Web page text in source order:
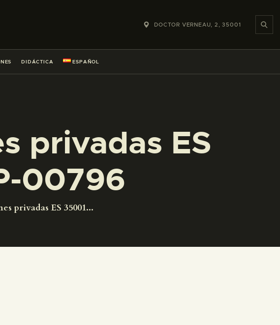
DOCTOR VERNEAU, 2, 35001
DIDÁCTICA ESPAÑOL
privadas ES
00796
privadas ES 35001...